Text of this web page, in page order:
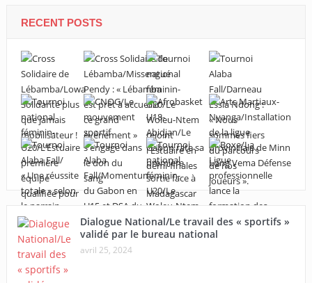
RECENT POSTS
Dialogue National/Le travail des « sportifs »
validé par le bureau national
avril 25, 2024